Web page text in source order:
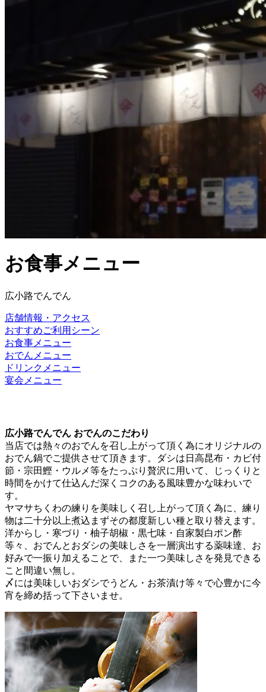
お食事メニュー
広小路でんでん
店舗情報・アクセス
おすすめご利用シーン
お食事メニュー
おでんメニュー
ドリンクメニュー
宴会メニュー
広小路でんでん おでんのこだわり
当店では熱々のおでんを召し上がって頂く為にオリジナルの
おでん鍋でご提供させて頂きます。ダシは日高昆布・カビ付
節・宗田鰹・ウルメ等をたっぷり贅沢に用いて、じっくりと
時間をかけて仕込んだ深くコクのある風味豊かな味わいで
す。
ヤマサちくわの練りを美味しく召し上がって頂く為に、練り
物は二十分以上煮込まずその都度新しい種と取り替えます。
洋からし・寒づり・柚子胡椒・黒七味・自家製白ポン酢
等々、おでんとおダシの美味しさを一層演出する薬味達、お
好みで一振り加えることで、また一つ美味しさを発見できる
こと間違い無し。
〆には美味しいおダシでうどん・お茶漬け等々で心豊かに今
宵を締め括って下さいませ。